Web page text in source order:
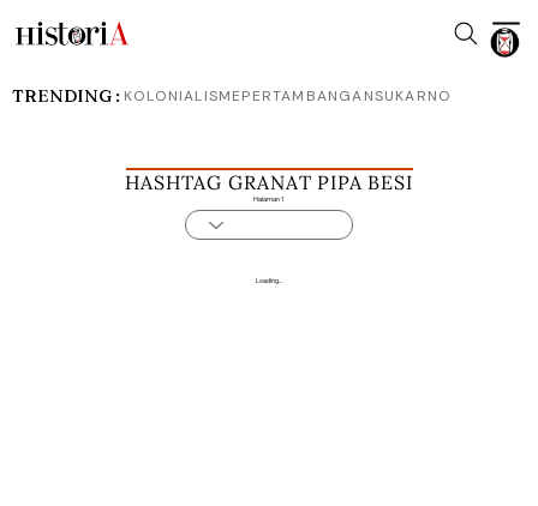
HASHTAG GRANAT PIPA BESI
Halaman 1
Loading...
TRENDING : KOLONIALISMEPERTAMBANGANSUKARNO